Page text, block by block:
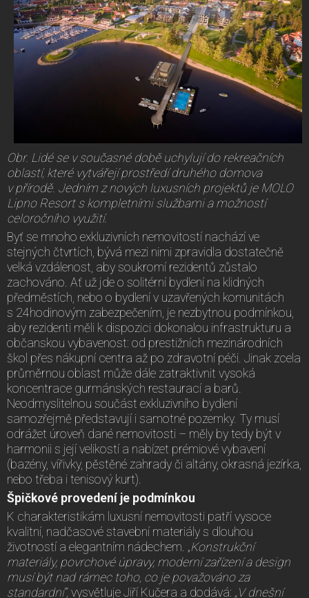
Obr. Lidé se v současné době uchylují do rekreačních
oblastí, které vytvářejí prostředí druhého domova
v přírodě. Jedním z nových luxusních projektů je MOLO
Lipno Resort s kompletními službami a možností
celoročního využití.
Byť se mnoho exkluzivních nemovitostí nachází ve
stejných čtvrtích, bývá mezi nimi zpravidla dostatečně
velká vzdálenost, aby soukromí rezidentů zůstalo
zachováno. Ať už jde o solitérní bydlení na klidných
předměstích, nebo o bydlení v uzavřených komunitách
s 24hodinovým zabezpečením, je nezbytnou podmínkou,
aby rezidenti měli k dispozici dokonalou infrastrukturu a
občanskou vybavenost: od prestižních mezinárodních
škol přes nákupní centra až po zdravotní péči. Jinak zcela
průměrnou oblast může dále zatraktivnit vysoká
koncentrace gurmánských restaurací a barů.
Neodmyslitelnou součást exkluzivního bydlení
samozřejmě představují i samotné pozemky. Ty musí
odrážet úroveň dané nemovitosti – měly by tedy být v
harmonii s její velikostí a nabízet prémiové vybavení
(bazény, vířivky, pěstěné zahrady či altány, okrasná jezírka,
nebo třeba i tenisový kurt).
Špičkové provedení je podmínkou
K charakteristikám luxusní nemovitosti patří vysoce
kvalitní, nadčasové stavební materiály s dlouhou
životností a elegantním nádechem. „Konstrukční
materiály, povrchové úpravy, moderní zařízení a design
musí být nad rámec toho, co je považováno za
standardní“, vysvětluje Jiří Kučera a dodává: „V dnešní